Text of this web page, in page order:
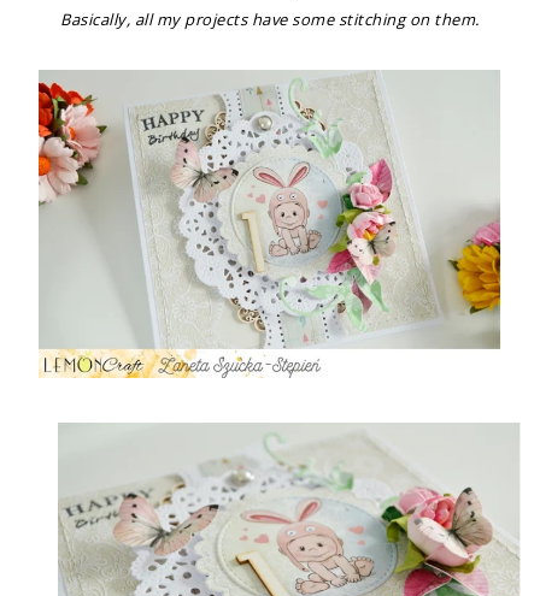
Basically, all my projects have some stitching on them.